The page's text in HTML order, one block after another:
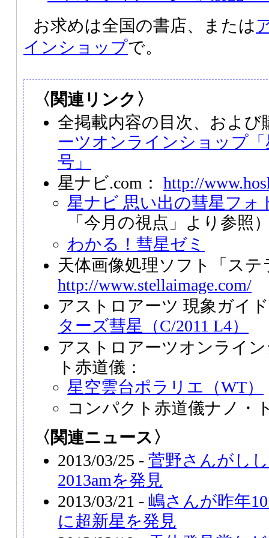
お求めは全国の書店、または
インショップで。
〈関連リンク〉
全掲載内容の目次、およ
ーツオンラインショップ「
号」
星ナビ.com： http://
星ナビ 思い出の彗星フォ
「今月の視点」より参照
わかる！彗星ゼミ
天体画像処理ソフト「ス
http://www.stellaimage.com/
アストロアーツ 現象ガイ
ターズ彗星（C/2011 L4）
アストロアーツオンライ
ト赤道儀：
星空雲台ポラリエ（WT）
コンパクト赤道儀ナノ・
〈関連ニュース〉
2013/03/25 - 菅野さんがし
2013amを発見
2013/03/21 - 嶋さんが昨年
に超新星を発見